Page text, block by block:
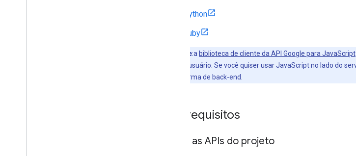
Python
Ruby
Importante:a biblioteca de cliente da API Google para JavaScript
navegador do usuário. Se você quiser usar JavaScript no lado do
na sua plataforma de back-end.
Pré-requisitos
Ativar as APIs do projeto